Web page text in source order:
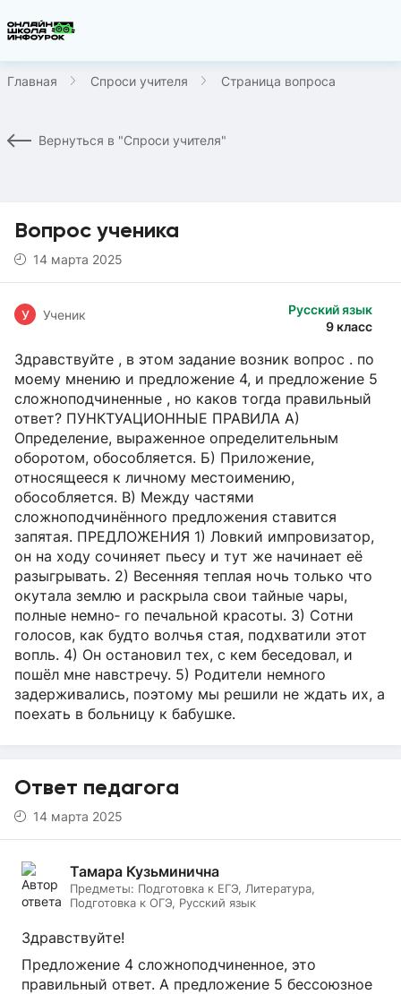
Главная Спроси учителя Страница вопроса
Вернуться в "Спроси учителя"
Вопрос ученика
14 марта 2025
Русский язык
9 класс
У Ученик
Здравствуйте , в этом задание возник вопрос . по
моему мнению и предложение 4, и предложение 5
сложноподчиненные , но каков тогда правильный
ответ? ПУНКТУАЦИОННЫЕ ПРАВИЛА А)
Определение, выраженное определительным
оборотом, обособляется. Б) Приложение,
относящееся к личному местоимению,
обособляется. В) Между частями
сложноподчинённого предложения ставится
запятая. ПРЕДЛОЖЕНИЯ 1) Ловкий импровизатор,
он на ходу сочиняет пьесу и тут же начинает её
разыгрывать. 2) Весенняя теплая ночь только что
окутала землю и раскрыла свои тайные чары,
полные немно‐ го печальной красоты. 3) Сотни
голосов, как будто волчья стая, подхватили этот
вопль. 4) Он остановил тех, с кем беседовал, и
пошёл мне навстречу. 5) Родители немного
задерживались, поэтому мы решили не ждать их, а
поехать в больницу к бабушке.
Ответ педагога
14 марта 2025
Тамара Кузьминична
Предметы: Подготовка к ЕГЭ, Литература,
Подготовка к ОГЭ, Русский язык
Здравствуйте!
Предложение 4 сложноподчиненное, это
правильный ответ. А предложение 5 бессоюзное